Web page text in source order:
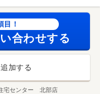
目！
合わせする
加する
宅センター 北部店